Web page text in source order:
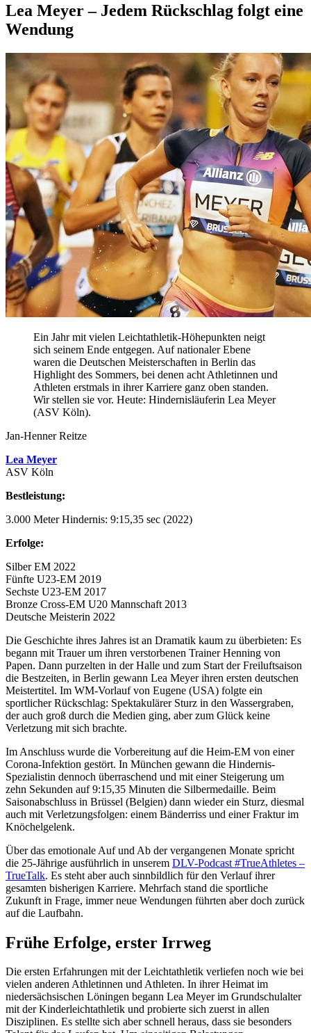
Lea Meyer – Jedem Rückschlag folgt eine
Wendung
Ein Jahr mit vielen Leichtathletik-Höhepunkten neigt
sich seinem Ende entgegen. Auf nationaler Ebene
waren die Deutschen Meisterschaften in Berlin das
Highlight des Sommers, bei denen acht Athletinnen und
Athleten erstmals in ihrer Karriere ganz oben standen.
Wir stellen sie vor. Heute: Hindernisläuferin Lea Meyer
(ASV Köln).
Jan-Henner Reitze
Lea Meyer
ASV Köln
Bestleistung:
3.000 Meter Hindernis: 9:15,35 sec (2022)
Erfolge:
Silber EM 2022
Fünfte U23-EM 2019
Sechste U23-EM 2017
Bronze Cross-EM U20 Mannschaft 2013
Deutsche Meisterin 2022
Die Geschichte ihres Jahres ist an Dramatik kaum zu überbieten: Es
begann mit Trauer um ihren verstorbenen Trainer Henning von
Papen. Dann purzelten in der Halle und zum Start der Freiluftsaison
die Bestzeiten, in Berlin gewann Lea Meyer ihren ersten deutschen
Meistertitel. Im WM-Vorlauf von Eugene (USA) folgte ein
sportlicher Rückschlag: Spektakulärer Sturz in den Wassergraben,
der auch groß durch die Medien ging, aber zum Glück keine
Verletzung mit sich brachte.
Im Anschluss wurde die Vorbereitung auf die Heim-EM von einer
Corona-Infektion gestört. In München gewann die Hindernis-
Spezialistin dennoch überraschend und mit einer Steigerung um
zehn Sekunden auf 9:15,35 Minuten die Silbermedaille. Beim
Saisonabschluss in Brüssel (Belgien) dann wieder ein Sturz, diesmal
auch mit Verletzungsfolgen: einem Bänderriss und einer Fraktur im
Knöchelgelenk.
Über das emotionale Auf und Ab der vergangenen Monate spricht
die 25-Jährige ausführlich in unserem DLV-Podcast #TrueAthletes –
TrueTalk. Es steht aber auch sinnbildlich für den Verlauf ihrer
gesamten bisherigen Karriere. Mehrfach stand die sportliche
Zukunft in Frage, immer neue Wendungen führten aber doch zurück
auf die Laufbahn.
Frühe Erfolge, erster Irrweg
Die ersten Erfahrungen mit der Leichtathletik verliefen noch wie bei
vielen anderen Athletinnen und Athleten. In ihrer Heimat im
niedersächsischen Löningen begann Lea Meyer im Grundschulalter
mit der Kinderleichtathletik und probierte sich zuerst in allen
Disziplinen. Es stellte sich aber schnell heraus, dass sie besonders